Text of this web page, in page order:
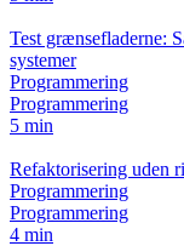
Test grænsefladerne:
systemer
Programmering
Programmering
5 min
Refaktorisering uden
Programmering
Programmering
4 min